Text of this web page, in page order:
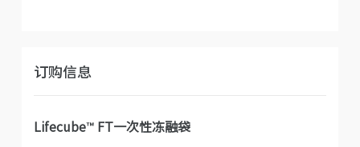
订购信息
Lifecube™ FT一次性冻融袋